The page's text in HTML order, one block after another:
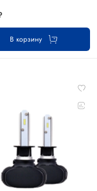
В корзину